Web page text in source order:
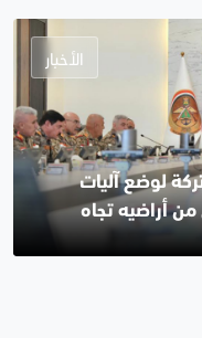
الأخبار
لوضع آليات
أراضيه تجاه